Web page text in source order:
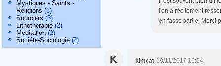
Mystiques - Saints -
Religions (3)
Sourciers (3)
Lithothérapie (2)
Méditation (2)
Société-Sociologie (2)
l'on a réellement
en fasse partie. Merci
K kimcat 19/11/2017 16:04